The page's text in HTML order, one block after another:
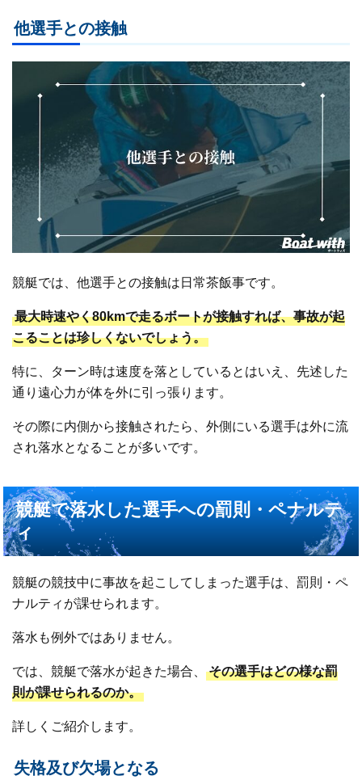
他選手との接触
競艇では、他選手との接触は日常茶飯事です。
最大時速やく80kmで走るボートが接触すれば、事故が起
こることは珍しくないでしょう。
特に、ターン時は速度を落としているとはいえ、先述した
通り遠心力が体を外に引っ張ります。
その際に内側から接触されたら、外側にいる選手は外に流
され落水となることが多いです。
競艇で落水した選手への罰則・ペナルテ
ィ
競艇の競技中に事故を起こしてしまった選手は、罰則・ペ
ナルティが課せられます。
落水も例外ではありません。
では、競艇で落水が起きた場合、その選手はどの様な罰
則が課せられるのか。
詳しくご紹介します。
失格及び欠場となる